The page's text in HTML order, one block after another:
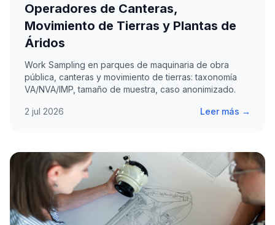
Operadores de Canteras,
Movimiento de Tierras y Plantas de
Áridos
Work Sampling en parques de maquinaria de obra
pública, canteras y movimiento de tierras: taxonomía
VA/NVA/IMP, tamaño de muestra, caso anonimizado.
2 jul 2026 Leer más →